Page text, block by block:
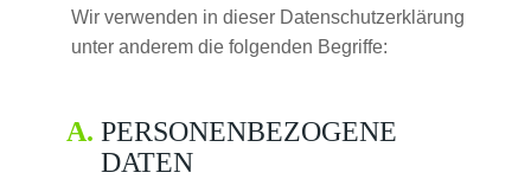
Wir verwenden in dieser Datenschutzerklärung
unter anderem die folgenden Begriffe:
PERSONENBEZOGENE
DATEN